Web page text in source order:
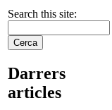
Search this site:
Darrers
articles